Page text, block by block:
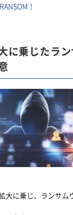
！
に乗じたラ
大に乗じ、ランサム